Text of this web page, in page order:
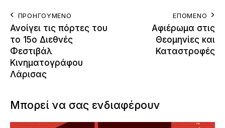
ΠΡΟΗΓΟΎΜΕΝΟ
Ανοίγει τις πόρτες του
το 15ο Διεθνές
Φεστιβάλ
Κινηματογράφου
Λάρισας
ΕΠΌΜΕΝΟ
Αφιέρωμα στις
Θεομηνίες και
Καταστροφές
Μπορεί να σας ενδιαφέρουν